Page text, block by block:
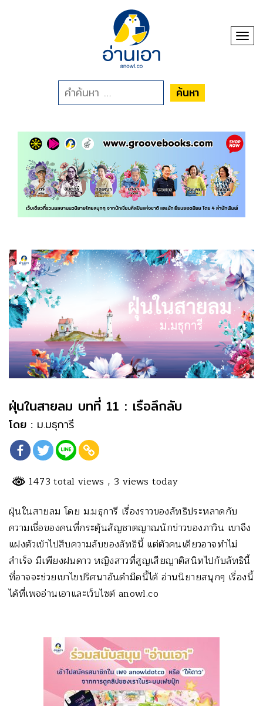
ค้นหา
ฝุ่นในสายลม บทที่ 11 : เรือลึกลับ
โดย : ม.มธุการี
1473 total views , 3 views today
ฝุ่นในสายลม โดย ม.มธุการี เรื่องราวของลัทธิประหลาดกับ
ความเชื่อของคนที่กระตุ้นสัญชาตญาณนักข่าวของภาวิน เขาจึง
แฝงตัวเข้าไปสืบความลับของลัทธินี้ แต่ตัวคนเดียวอาจทำไม่
สำเร็จ มีเพียงฝนดาว หญิงสาวที่สูญเสียญาติสนิทไปกับลัทธินี้
ที่อาจจะช่วยเขาไขปริศนาอันดำมืดนี้ได้ อ่านนิยายสนุกๆ เรื่องนี้
ได้ที่เพจอ่านเอาและเว็บไซต์ anowl.co